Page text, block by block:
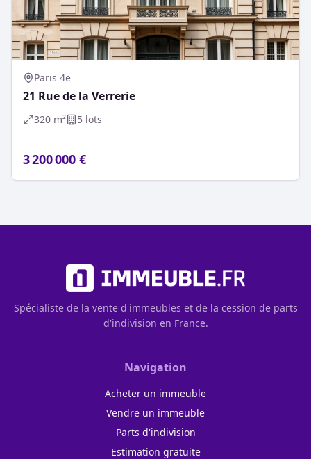
Paris 4e
21 Rue de la Verrerie
320 m² 5 lots
3 200 000 €
Spécialiste de la vente d'immeubles et de la cession de parts
d'indivision en France.
Navigation
Acheter un immeuble
Vendre un immeuble
Parts d'indivision
Estimation gratuite